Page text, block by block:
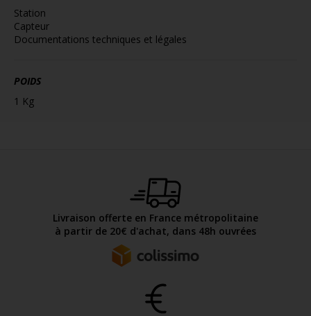
Station
Capteur
Documentations techniques et légales
POIDS
1 Kg
Livraison offerte en France métropolitaine
à partir de 20€ d'achat, dans 48h ouvrées